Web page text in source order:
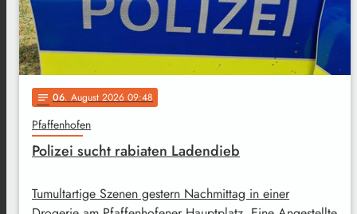
notes 06. August 2026 09:48
Pfaffenhofen
Polizei sucht rabiaten Ladendieb
Tumultartige Szenen gestern Nachmittag in einer